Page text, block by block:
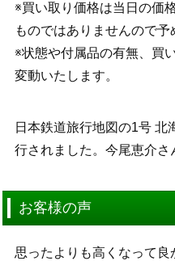
※買い取り価格は当日の価
ものではありませんので予
※状態や付属品の有無、買
変動いたします。
日本鉄道旅行地図の1号 北
行されました。今尾恵介さ
お客様の声
思ったよりも高くなって良